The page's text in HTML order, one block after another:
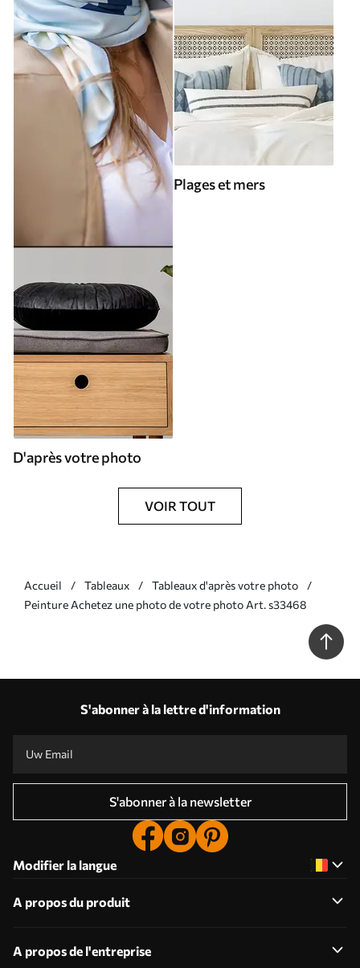
D'après votre photo
Plages et mers
VOIR TOUT
Accueil Tableaux
Tableaux d'après votre photo
Peinture Achetez une photo de votre photo Art. s33468
S'abonner à la lettre d'information
S'abonner à la newsletter
Modifier la langue
A propos du produit
A propos de l'entreprise